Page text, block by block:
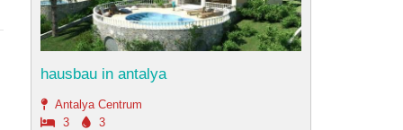
hausbau in antalya
Antalya Centrum
3
3